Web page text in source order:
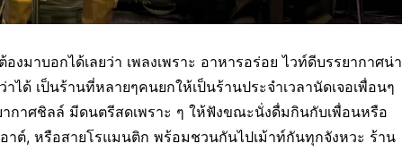
มาบอกได้เลยว่า เพลงเพราะ อาหารอร่อย ไวท์ดีบรรยากาศน่า
ได้ เป็นร้านที่หลายๆคนยกให้เป็นร้านประจำเวลานัดเจอเพื่อนๆ
กาศชิลล์ มีดนตรีสดเพราะ ๆ ให้ฟังขณะนั่งดื่มกินกับเพื่อนหรือ
ต์, หรือสายโรแมนติก พร้อมชวนกันไปเม้าท์กันทุกจังหวะ ร้าน